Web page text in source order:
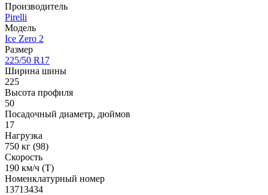
Производитель
Pirelli
Модель
Ice Zero 2
Размер
225/50 R17
Ширина шины
225
Высота профиля
50
Посадочный диаметр, дюймов
17
Нагрузка
750 кг (98)
Скорость
190 км/ч (T)
Номенклатурный номер
13713434